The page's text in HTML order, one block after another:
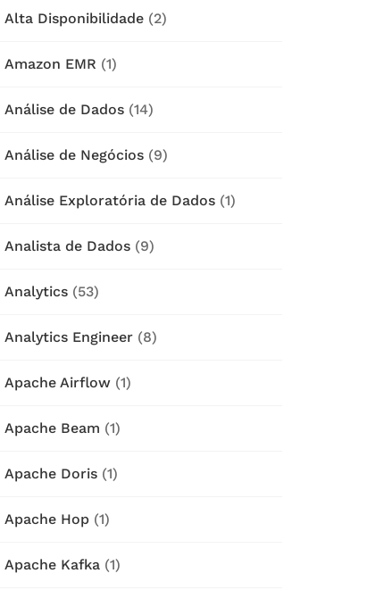
Alta Disponibilidade (2)
Amazon EMR (1)
Análise de Dados (14)
Análise de Negócios (9)
Análise Exploratória de Dados (1)
Analista de Dados (9)
Analytics (53)
Analytics Engineer (8)
Apache Airflow (1)
Apache Beam (1)
Apache Doris (1)
Apache Hop (1)
Apache Kafka (1)